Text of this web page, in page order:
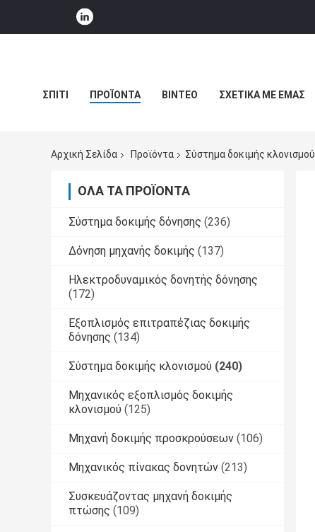
ΣΠΊΤΙ ΠΡΟΪΌΝΤΑ ΒΊΝΤΕΟ ΣΧΕΤΙΚΆ ΜΕ ΕΜΆΣ
Αρχική Σελίδα Προϊόντα Σύστημα δοκιμής κλονισμού
ΌΛΑ ΤΑ ΠΡΟΪΌΝΤΑ
Σύστημα δοκιμής δόνησης (236)
Δόνηση μηχανής δοκιμής (137)
Ηλεκτροδυναμικός δονητής δόνησης
(172)
Εξοπλισμός επιτραπέζιας δοκιμής
δόνησης (134)
Σύστημα δοκιμής κλονισμού (240)
Μηχανικός εξοπλισμός δοκιμής
κλονισμού (125)
Μηχανή δοκιμής προσκρούσεων (106)
Μηχανικός πίνακας δονητών (213)
Συσκευάζοντας μηχανή δοκιμής
πτώσης (109)